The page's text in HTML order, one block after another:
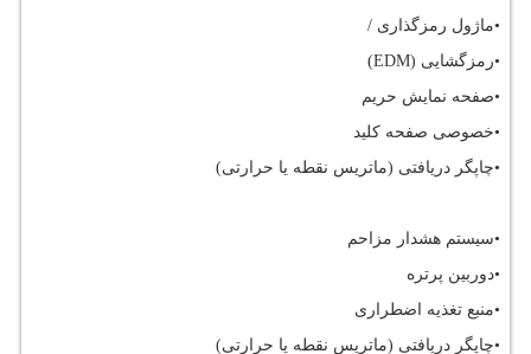
•ماژول رمزگذاری /
•رمزگشایی (EDM
)
•صفحه نمایش حریم
•خصوصی صفحه کلید
•چاپگر دریافتی (ماتریس نقطه یا حرارتی)
•سیستم هشدار مزاحم
•دوربین پرتره
•منبع تغذیه اضطراری
•چاپگر دریافتی (ماتریس نقطه یا حرارتی)